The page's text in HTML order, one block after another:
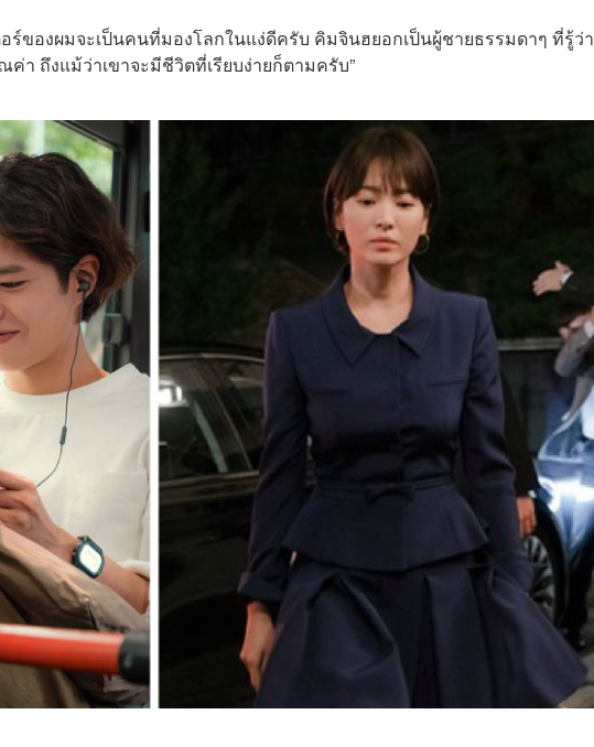
ร์ของผมจะเป็นคนที่มองโลกในแง่ดีครับ คิมจินฮยอกเป็นผู้ชายธรรมดาๆ ที่รู้ว่า
า ถึงแม้ว่าเขาจะมีชีวิตที่เรียบง่ายก็ตามครับ”